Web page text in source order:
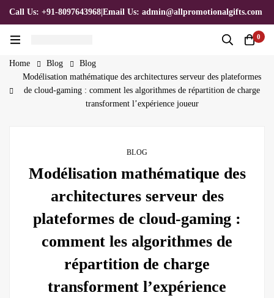
Call Us: +91-8097643968 Email Us: admin@allpromotionalgifts.com
0
Home Blog
Blog
Modélisation mathématique des architectures serveur des plateformes
de cloud‑gaming : comment les algorithmes de répartition de charge
transforment l’expérience joueur
BLOG
Modélisation mathématique des
architectures serveur des
plateformes de cloud‑gaming :
comment les algorithmes de
répartition de charge
transforment l’expérience